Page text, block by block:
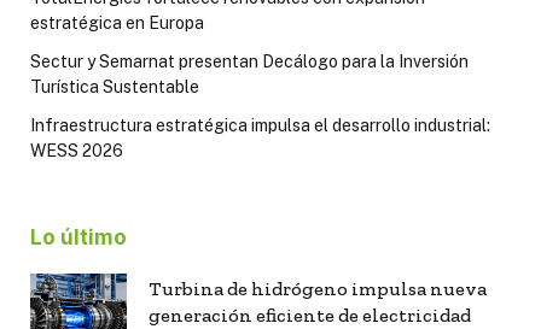
estratégica en Europa
Sectur y Semarnat presentan Decálogo para la Inversión
Turística Sustentable
Infraestructura estratégica impulsa el desarrollo industrial:
WESS 2026
Lo último
Turbina de hidrógeno impulsa nueva
generación eficiente de electricidad